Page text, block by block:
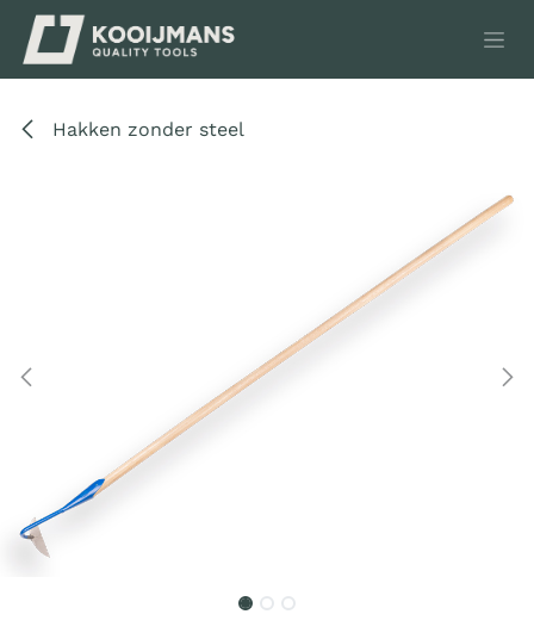
Overslaan naar inhoud
Hakken zonder steel